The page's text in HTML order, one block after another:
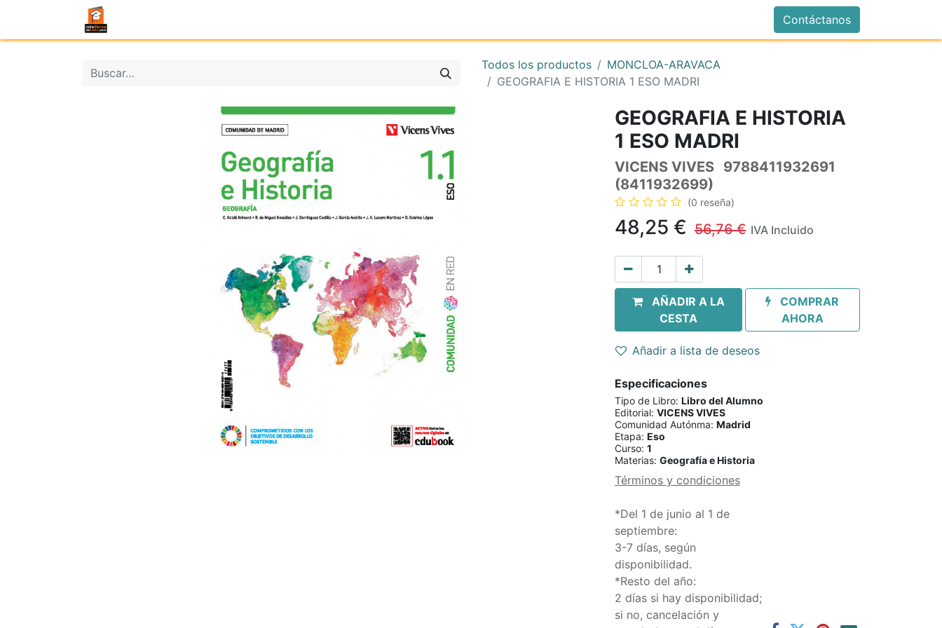
Contáctanos
Todos los productos
MONCLOA-ARAVACA
GEOGRAFIA E HISTORIA 1 ESO MADRI
GEOGRAFIA E HISTORIA
1 ESO MADRI
VICENS VIVES 9788411932691
(8411932699)
(0 reseña)
48,25 € 56,76€ IVA Incluido
AÑADIR A LA
CESTA
COMPRAR
AHORA
Añadir a lista de deseos
Especificaciones
Tipo de Libro: Libro del Alumno
Editorial: VICENS VIVES
Comunidad Autónma: Madrid
Etapa: Eso
Curso: 1
Materias: Geografía e Historia
Términos y condiciones
*Del 1 de junio al 1 de
septiembre:
3-7 días, según
disponibilidad.
*Resto del año:
2 días si hay disponibilidad;
si no, cancelación y